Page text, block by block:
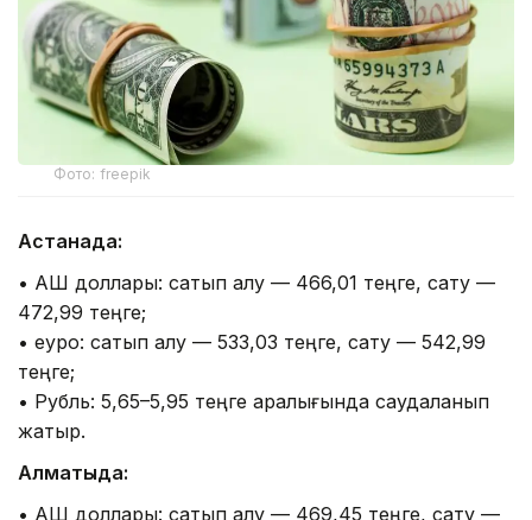
Фото: freepik
Астанада:
• АҚШ доллары: сатып алу — 466,01 теңге, сату —
472,99 теңге;
• еуро: сатып алу — 533,03 теңге, сату — 542,99
теңге;
• Рубль: 5,65–5,95 теңге аралығында саудаланып
жатыр.
Алматыда:
• АҚШ доллары: сатып алу — 469,45 теңге, сату —